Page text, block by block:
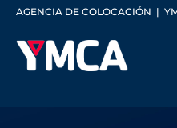
AGENCIA DE COLOCACIÓN |